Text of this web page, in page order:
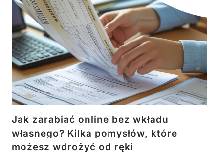
Jak zarabiać online bez wkładu
własnego? Kilka pomysłów, które
możesz wdrożyć od ręki